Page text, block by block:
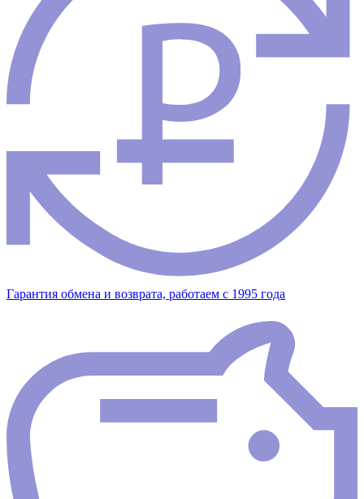
Гарантия обмена и возврата, работаем с 1995 года